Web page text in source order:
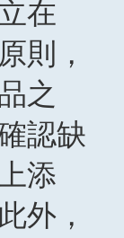
在
則，
之
認缺
添
外，